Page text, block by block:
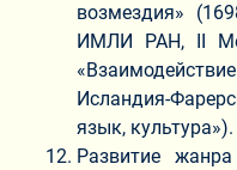
возмездия»
ИМЛИ РАН, II
Исландия-
язык,
Развитие